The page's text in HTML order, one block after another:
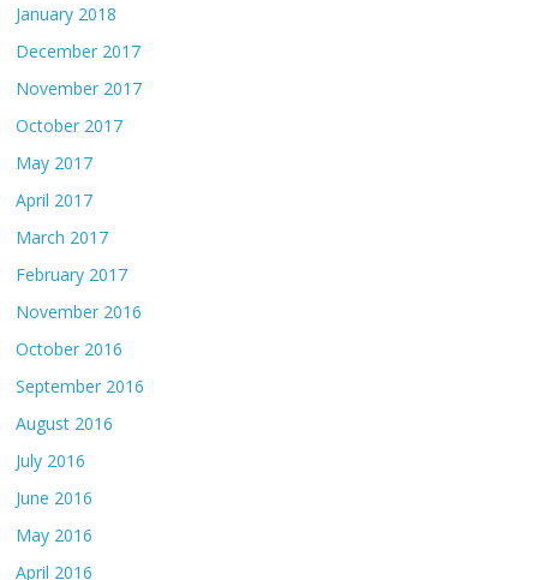
January 2018
December 2017
November 2017
October 2017
May 2017
April 2017
March 2017
February 2017
November 2016
October 2016
September 2016
August 2016
July 2016
June 2016
May 2016
April 2016